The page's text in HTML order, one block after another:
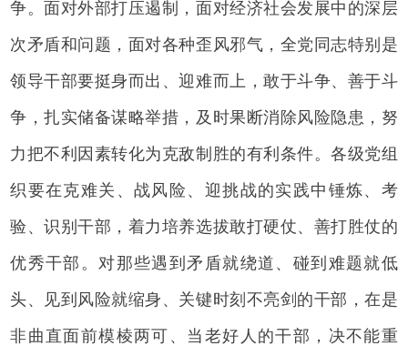
争。面对外部打压遏制，面对经济社会发展中的深层
次矛盾和问题，面对各种歪风邪气，全党同志特别是
领导干部要挺身而出、迎难而上，敢于斗争、善于斗
争，扎实储备谋略举措，及时果断消除风险隐患，努
力把不利因素转化为克敌制胜的有利条件。各级党组
织要在克难关、战风险、迎挑战的实践中锤炼、考
验、识别干部，着力培养选拔敢打硬仗、善打胜仗的
优秀干部。对那些遇到矛盾就绕道、碰到难题就低
头、见到风险就缩身、关键时刻不亮剑的干部，在是
非曲直面前模棱两可、当老好人的干部，决不能重